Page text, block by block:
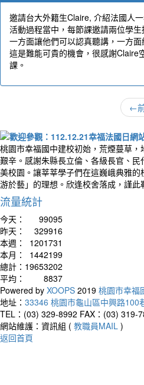
邀請台大外籍生Claire, 介紹法國人
活動過程當中，每節課邀請兩位學生
一方面讓他們可以認真聽講，一方
這是難能可貴的機會，很感謝Claire
課。
←
桃園市幸福國中建校初始，荒煙蔓草
艱辛。感謝朱縣長立倫、各級長官、
美校園。讓莘莘學子們在這巍峨典雅
游於藝」的理想。欣逢校舍落成，謹此
流量統計
今天：
99095
昨天：
329916
本週：
1201731
本月：
1442199
總計： 19653202
平均：
8837
Powered by XOOPS 2019 桃園市幸福
地址： 33346 桃園市龜山區中興路100
TEL：(03) 329-8992 FAX：(03) 319-
網站維護：資訊組 ( 教職員MAIL )
返回首頁